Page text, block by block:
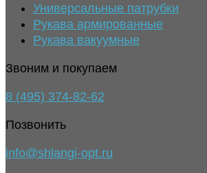
Универсальные патрубки
Рукава армированные
Рукава вакуумные
Звоним и покупаем
8 (495) 374-82-62
Позвонить
info@shlangi-opt.ru